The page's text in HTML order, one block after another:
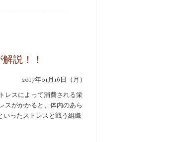
説！！
2017年01月16日（月）
レスによって消費される栄
スがかかると、体内のあら
いったストレスと戦う組織